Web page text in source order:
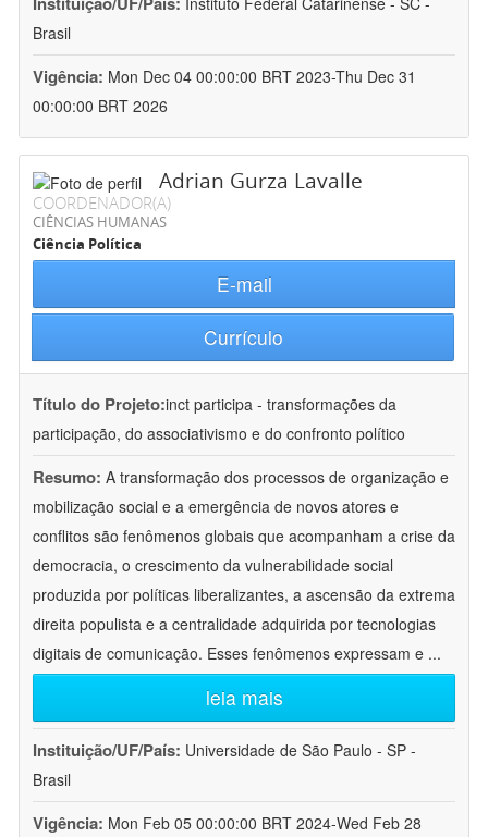
Brasil
Vigência: Mon Dec 04 00:00:00 BRT 2023-Thu Dec 31
00:00:00 BRT 2026
Adrian Gurza Lavalle
COORDENADOR(A)
CIÊNCIAS HUMANAS
Ciência Política
E-mail
Currículo
Título do Projeto:inct participa - transformações da
participação, do associativismo e do confronto político
Resumo: A transformação dos processos de organização e
mobilização social e a emergência de novos atores e
conflitos são fenômenos globais que acompanham a crise da
democracia, o crescimento da vulnerabilidade social
produzida por políticas liberalizantes, a ascensão da extrema
direita populista e a centralidade adquirida por tecnologias
digitais de comunicação. Esses fenômenos expressam e ...
leia mais
Instituição/UF/País: Universidade de São Paulo - SP -
Brasil
Vigência: Mon Feb 05 00:00:00 BRT 2024-Wed Feb 28